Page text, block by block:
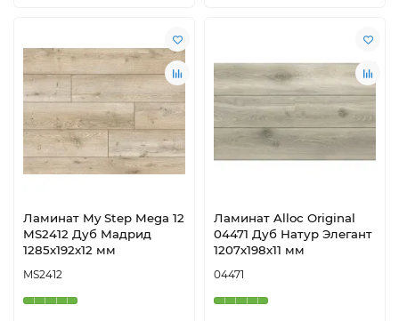
Ламинат My Step Mega 12
MS2412 Дуб Мадрид
1285х192х12 мм
MS2412
Ламинат Alloc Original
04471 Дуб Натур Элегант
1207х198х11 мм
04471